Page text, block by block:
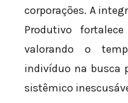
corporações. A
Produtivo
valorando o
indivíduo na busca
sistêmico